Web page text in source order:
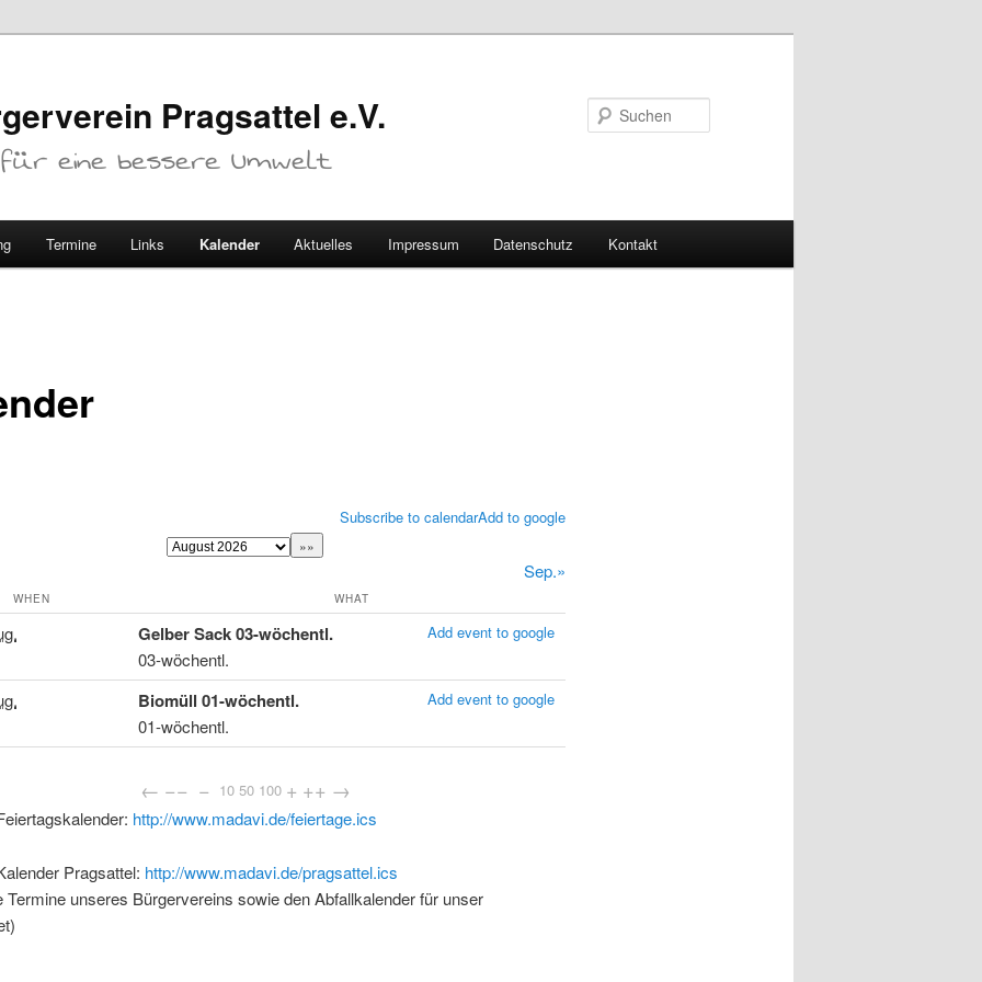
Pragsattel e.V.
eine bessere Umwelt
Termine Links Kalender Aktuelles Impressum Datenschutz Kontakt
Add to google
Subscribe to calendar
Sep.»
WHEN WHAT
Add event to google
Gelber Sack 03-wöchentl.
03-wöchentl.
Add event to google
Biomüll 01-wöchentl.
01-wöchentl.
← −− − 10 50 100 + ++ →
http://www.madavi.de/feiertage.ics
Pragsattel: http://www.madavi.de/pragsattel.ics
Termine unseres Bürgervereins sowie den Abfallkalender für unser